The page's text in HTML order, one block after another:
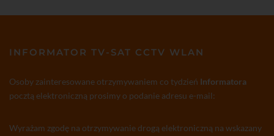
INFORMATOR TV-SAT CCTV WLAN
Osoby zainteresowane otrzymywaniem co tydzień Informatora
pocztą elektroniczną prosimy o podanie adresu e-mail:
Wyrażam zgodę na otrzymywanie drogą elektroniczną na wskazany